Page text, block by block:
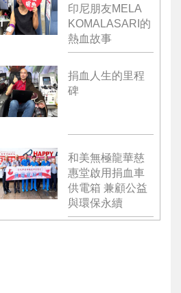
印尼朋友MELA
KOMALASARI的
熱血故事
捐血人生的里程
碑
和美無極龍華慈
惠堂啟用捐血車
供電箱 兼顧公益
與環保永續